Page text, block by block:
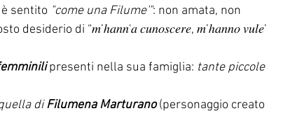
sentito "come una Filume'": non amata, non
di “𝑚’ℎ𝑎𝑛𝑛'𝑎 𝑐𝑢𝑛𝑜𝑠𝑐𝑒𝑟𝑒, 𝑚’ℎ𝑎𝑛𝑛𝑜 𝑣𝑢𝑙𝑒’
presenti nella sua famiglia: tante piccole
di Filumena Marturano (personaggio creato